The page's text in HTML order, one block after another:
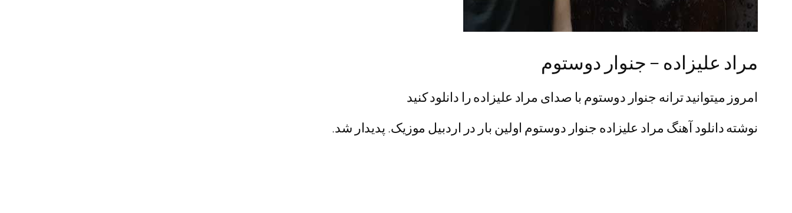
مراد علیزاده – جنوار دوستوم
امروز میتوانید ترانه جنوار دوستوم با صدای مراد علیزاده را دانلود کنید
نوشته دانلود آهنگ مراد علیزاده جنوار دوستوم اولین بار در اردبیل موزیک. پدیدار شد.